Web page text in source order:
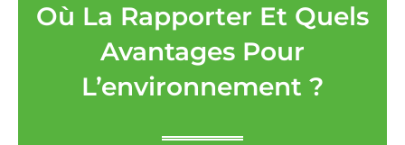
Où La Rapporter Et Quels
Avantages Pour
L’environnement ?